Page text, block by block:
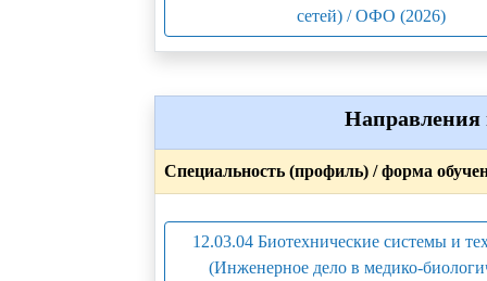
сетей) / ОФО (2026)
Направления
Специальность (профиль) / форма
12.03.04 Биотехнические системы и
(Инженерное дело в медико-